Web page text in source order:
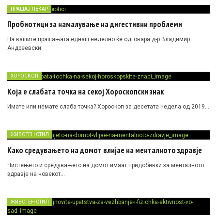
ПРАШАЈ ЛЕКАР
Пробиотици за намалување на дигестивни проблеми
На вашите прашањата еднаш неделно ќе одговара д-р Владимир
Андреевски
ХОРОСКОП
Која е слабата точка на секој Хороскопски знак
Имате или немате слаба точка? Хороскоп за десетата недела од 2019…
ЖИВОТЕН СТИЛ
Како средувањето на домот влијае на менталното здравје
Чистењето и средувањето на домот имаат придобивки за менталното
здравје на човекот…
ЖИВОТЕН СТИЛ